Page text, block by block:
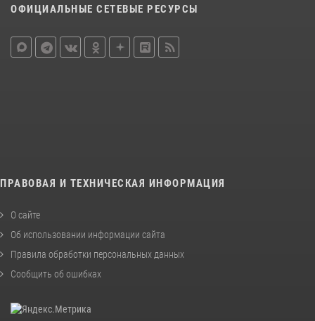
ОФИЦИАЛЬНЫЕ СЕТЕВЫЕ РЕСУРСЫ
ПРАВОВАЯ И ТЕХНИЧЕСКАЯ ИНФОРМАЦИЯ
О сайте
Об использовании информации сайта
Правила обработки персональных данных
Сообщить об ошибках